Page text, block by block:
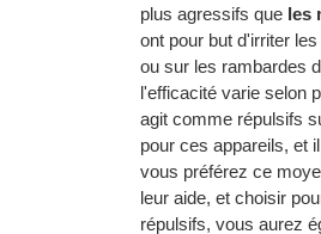
plus agressifs que les
ont pour but d'irriter
ou sur les rambardes
l'efficacité varie selon
agit comme répulsifs
pour ces appareils, et
vous préférez ce
leur aide, et choisir
répulsifs, vous aurez